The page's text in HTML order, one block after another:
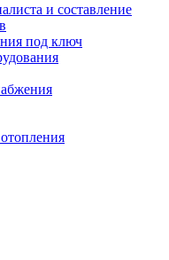
и составление
под ключ